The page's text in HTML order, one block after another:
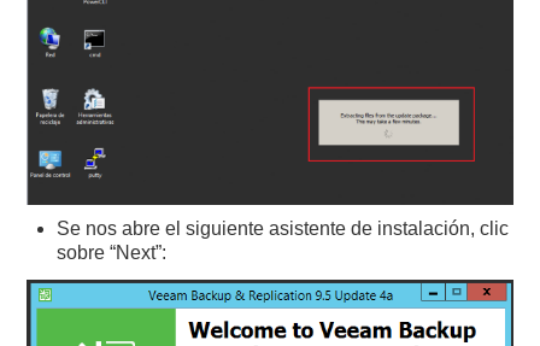
Se nos abre el siguiente asistente de instalación, clic
sobre “Next”: